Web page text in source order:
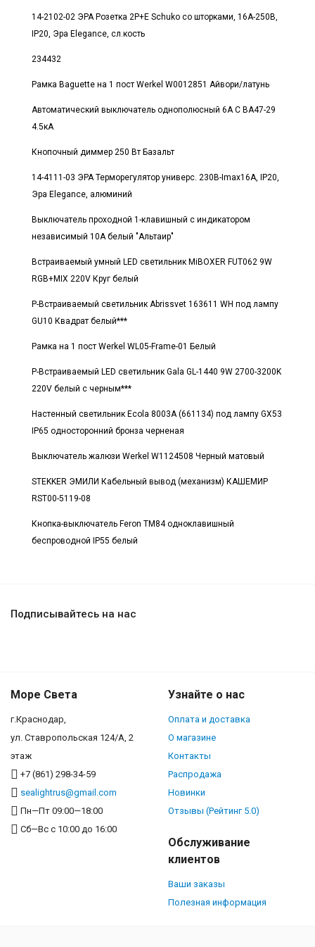
14-2102-02 ЭРА Розетка 2P+E Schuko со шторками, 16A-250В,
IP20, Эра Elegance, сл.кость
234432
Рамка Baguette на 1 пост Werkel W0012851 Айвори/латунь
Автоматический выключатель однополюсный 6А С ВА47-29
4.5кА
Кнопочный диммер 250 Вт Базальт
14-4111-03 ЭРА Терморегулятор универс. 230В-Imax16А, IP20,
Эра Elegance, алюминий
Выключатель проходной 1-клавишный с индикатором
независимый 10А белый "Альтаир"
Встраиваемый умный LED светильник MiBOXER FUT062 9W
RGB+MIX 220V Круг белый
Р-Встраиваемый светильник Abrissvet 163611 WH под лампу
GU10 Квадрат белый***
Рамка на 1 пост Werkel WL05-Frame-01 Белый
Р-Встраиваемый LED светильник Gala GL-1440 9W 2700-3200K
220V белый с черным***
Настенный светильник Ecola 8003A (661134) под лампу GX53
IP65 односторонний бронза черненая
Выключатель жалюзи Werkel W1124508 Черный матовый
STEKKER ЭМИЛИ Кабельный вывод (механизм) КАШЕМИР
RST00-5119-08
Кнопка-выключатель Feron TM84 одноклавишный
беспроводной IP55 белый
Подписывайтесь на нас
Море Света
г.Краснодар,
ул. Ставропольская 124/А, 2
этаж
+7 (861) 298-34-59
sealightrus@gmail.com
Пн—Пт 09:00—18:00
Сб—Вс с 10:00 до 16:00
Узнайте о нас
Оплата и доставка
О магазине
Контакты
Распродажа
Новинки
Отзывы (Рейтинг 5.0)
Обслуживание
клиентов
Ваши заказы
Полезная информация